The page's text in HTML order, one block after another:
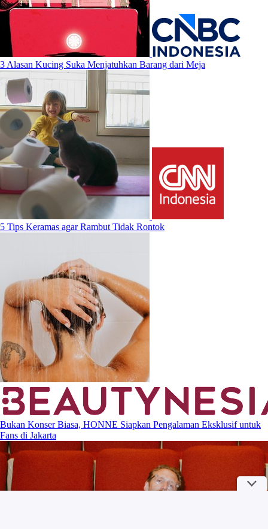
3 Alasan Kucing Suka Menjatuhkan Barang dari Meja
5 Tips Keramas agar Rambut Tidak Rontok
Bukan Konser Biasa, HONNE Siapkan Pengalaman Eksklusif untuk
Fans di Jakarta